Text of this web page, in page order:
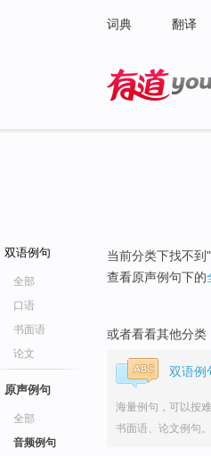
词典 翻译
双语例句
全部
口语
书面语
论文
原声例句
全部
音频例句
当前分类下找不到"
查看原声例句下的
或者看看其他分类
双语例
海量例句，可以按
书面语、论文例句。